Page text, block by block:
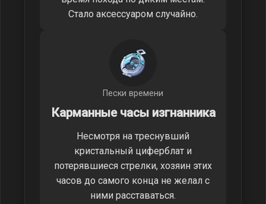
Стало аксессуаром случайно.
Пески времени
Карманные часы изгнанника
Несмотря на треснувший
кристальный циферблат и
потерявшиеся стрелки, хозяин этих
часов до самого конца не желал с
ними расставаться.